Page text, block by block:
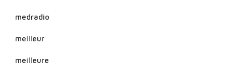
medradio
meilleur
meilleure